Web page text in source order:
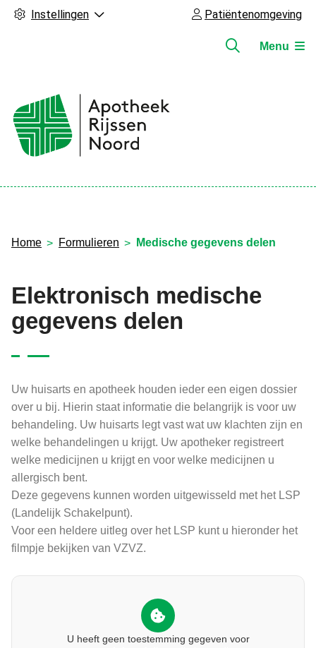
Instellingen Patiëntenomgeving
Menu
Home Formulieren Medische gegevens delen
Elektronisch medische
gegevens delen
Uw huisarts en apotheek houden ieder een eigen dossier
over u bij. Hierin staat informatie die belangrijk is voor uw
behandeling. Uw huisarts legt vast wat uw klachten zijn en
welke behandelingen u krijgt. Uw apotheker registreert
welke medicijnen u krijgt en voor welke medicijnen u
allergisch bent.
Deze gegevens kunnen worden uitgewisseld met het LSP
(Landelijk Schakelpunt).
Voor een heldere uitleg over het LSP kunt u hieronder het
filmpje bekijken van VZVZ.
U heeft geen toestemming gegeven voor